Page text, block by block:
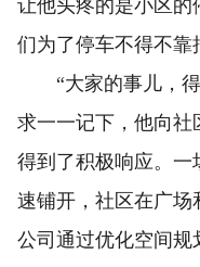
让他头疼的是小区的
们为了停车不得不靠
“大家的事儿，得
求一一记下，他向
得到了积极响应。一
速铺开，社区在广场
公司通过优化空间规